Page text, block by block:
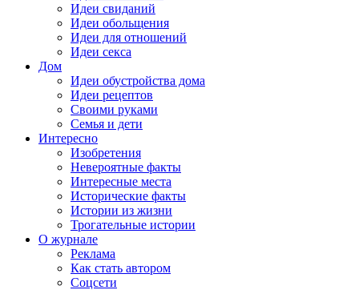
Идеи свиданий
Идеи обольщения
Идеи для отношений
Идеи секса
Дом
Идеи обустройства дома
Идеи рецептов
Своими руками
Семья и дети
Интересно
Изобретения
Невероятные факты
Интересные места
Исторические факты
Истории из жизни
Трогательные истории
О журнале
Реклама
Как стать автором
Соцсети